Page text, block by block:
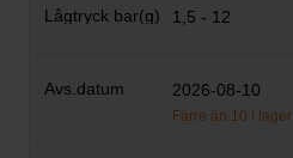
1,5 - 12
2026-08-10
Färre än 10 i lager